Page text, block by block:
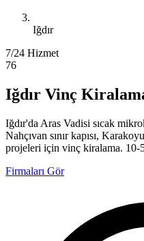
Iğdır
7/24 Hizmet
76
Iğdır Vinç
Iğdır'da Aras Vadisi sıcak
Nahçıvan sınır kapısı,
projeleri için vinç kiralama. 10-
Firmaları Gör